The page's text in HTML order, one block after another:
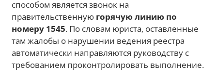
способом является звонок на
правительственную горячую линию по
номеру 1545. По словам юриста, оставленные
там жалобы о нарушении ведения реестра
автоматически направляются руководству с
требованием проконтролировать выполнение.